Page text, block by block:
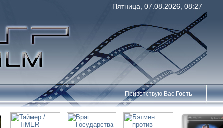
Пятница, 07.08.2026, 08:27
Приветствую Вас Гость